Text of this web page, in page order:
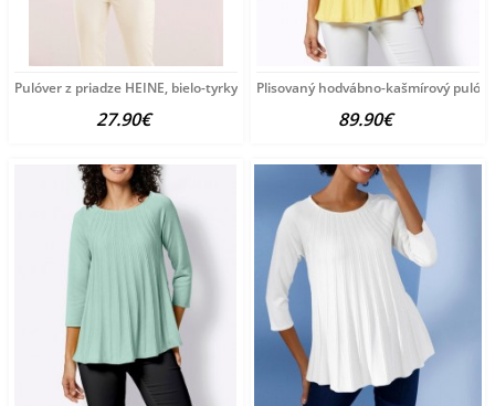
Pulóver z priadze HEINE, bielo-tyrkysový
27.90€
Plisovaný hodvábno-kašmírový
89.90€